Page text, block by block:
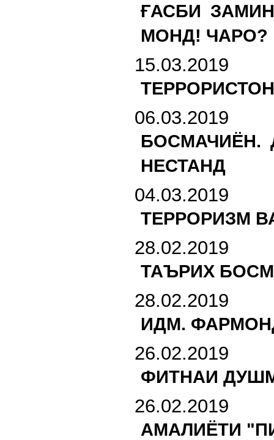
ҒАСБИ
МОНД! ЧАРО?
15.03.2019
06.03.2019
БОСМАЧИЁН.
НЕСТАНД
04.03.2019
ТЕРРОРИЗМ
28.02.2019
ТАЪРИХ
28.02.2019
ИДМ.
26.02.2019
ФИТНАИ
26.02.2019
АМАЛИЁТИ